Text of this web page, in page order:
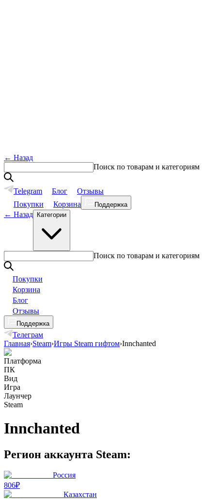
← Назад
Поиск по товарам и категориям
Telegram Блог
Отзывы
Покупки
Корзина Поддержка
← Назад Категории
Поиск по товарам и категориям
Покупки
Корзина
Блог
Отзывы
Поддержка
Телеграм
Главная›Steam›Игры Steam гифтом›Innchanted
Платформа
ПК
Вид
Игра
Лаунчер
Steam
Innchanted
Регион аккаунта Steam:
Россия
806₽
Казахстан